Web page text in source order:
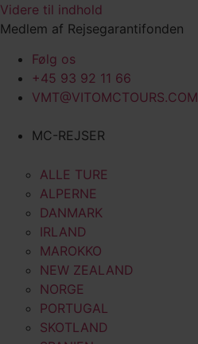
Videre til indhold
Medlem af Rejsegarantifonden
Følg os
+45 93 92 11 66
VMT@VITOMCTOURS.COM
MC-REJSER
ALLE TURE
ALPERNE
DANMARK
IRLAND
MAROKKO
NEW ZEALAND
NORGE
PORTUGAL
SKOTLAND